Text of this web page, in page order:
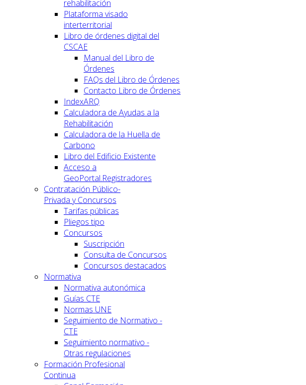
rehabilitación
Plataforma visado
interterritorial
Libro de órdenes digital del
CSCAE
Manual del Libro de
Órdenes
FAQs del Libro de Órdenes
Contacto Libro de Órdenes
IndexARQ
Calculadora de Ayudas a la
Rehabilitación
Calculadora de la Huella de
Carbono
Libro del Edificio Existente
Acceso a
GeoPortal.Registradores
Contratación Público-
Privada y Concursos
Tarifas públicas
Pliegos tipo
Concursos
Suscripción
Consulta de Concursos
Concursos destacados
Normativa
Normativa autonómica
Guías CTE
Normas UNE
Seguimiento de Normativo -
CTE
Seguimiento normativo -
Otras regulaciones
Formación Profesional
Continua